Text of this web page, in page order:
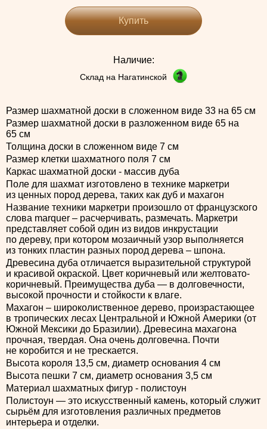
Купить
Наличие:
Склад на Нагатинской
Размер шахматной доски в сложенном виде 33 на 65 см
Размер шахматной доски в разложенном виде 65 на
65 см
Толщина доски в сложенном виде 7 см
Размер клетки шахматного поля 7 см
Каркас шахматной доски - массив дуба
Поле для шахмат изготовлено в технике маркетри
из ценных пород дерева, таких как дуб и махагон
Название техники маркетри произошло от французского
слова marquer – расчерчивать, размечать. Маркетри
представляет собой один из видов инкрустации
по дереву, при котором мозаичный узор выполняется
из тонких пластин разных пород дерева – шпона.
Древесина дуба отличается выразительной структурой
и красивой окраской. Цвет коричневый или желтовато-
коричневый. Преимущества дуба — в долговечности,
высокой прочности и стойкости к влаге.
Махагон – широколиственное дерево, произрастающее
в тропических лесах Центральной и Южной Америки (от
Южной Мексики до Бразилии). Древесина махагона
прочная, твердая. Она очень долговечна. Почти
не коробится и не трескается.
Высота короля 13,5 см, диаметр основания 4 см
Высота пешки 7 см, диаметр основания 3,5 см
Материал шахматных фигур - полистоун
Полистоун — это искусственный камень, который служит
сырьём для изготовления различных предметов
интерьера и отделки.